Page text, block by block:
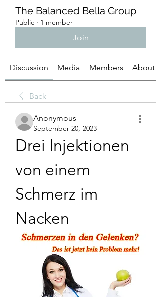
The Balanced Bella Group
Public · 1 member
Join
Discussion Media Members About
Back
Anonymous
September 20, 2023
Drei Injektionen
von einem
Schmerz im
Nacken